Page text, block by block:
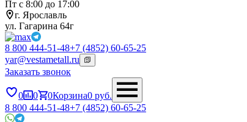
Пт с 8:00 до 17:00
г. Ярославль
ул. Гагарина 64г
8 800 444-51-48+7 (4852) 60-65-25
yar@vestametall.ru
Заказать звонок
0 0 0Корзина0 руб.
8 800 444-51-48+7 (4852) 60-65-25